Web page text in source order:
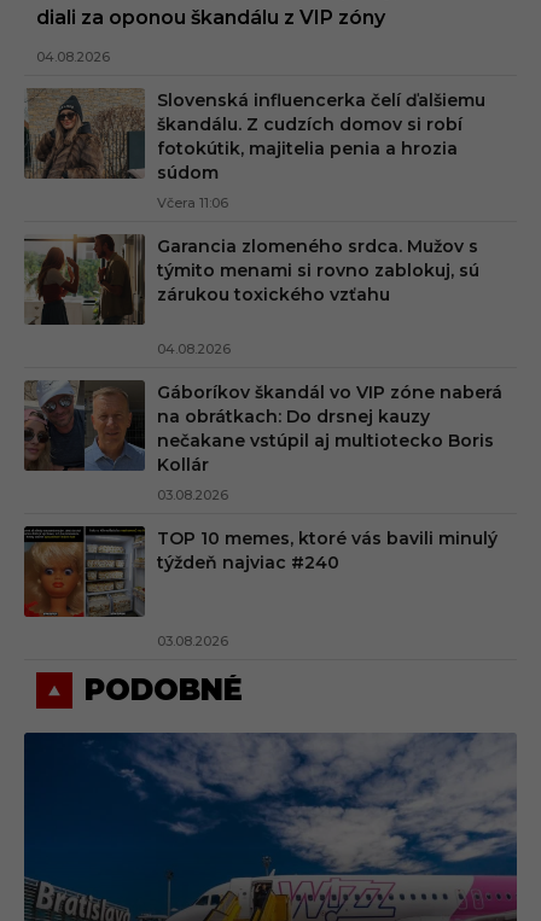
diali za oponou škandálu z VIP zóny
04.08.2026
Slovenská influencerka čelí ďalšiemu
škandálu. Z cudzích domov si robí
fotokútik, majitelia penia a hrozia
súdom
Včera 11:06
Garancia zlomeného srdca. Mužov s
týmito menami si rovno zablokuj, sú
zárukou toxického vzťahu
04.08.2026
Gáboríkov škandál vo VIP zóne naberá
na obrátkach: Do drsnej kauzy
nečakane vstúpil aj multiotecko Boris
Kollár
03.08.2026
TOP 10 memes, ktoré vás bavili minulý
týždeň najviac #240
03.08.2026
PODOBNÉ